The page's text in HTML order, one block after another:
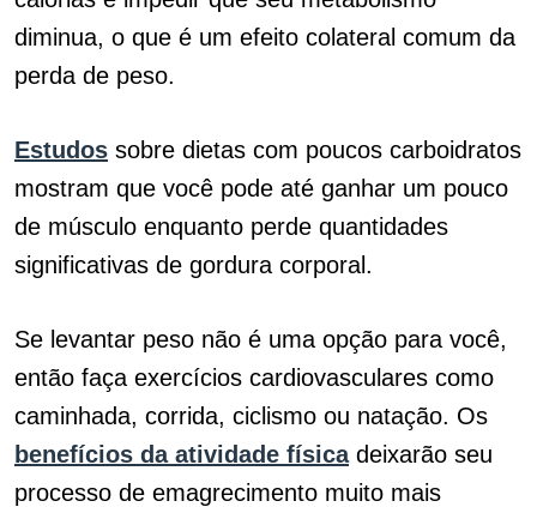
diminua, o que é um efeito colateral comum da
perda de peso.
Estudos sobre dietas com poucos carboidratos
mostram que você pode até ganhar um pouco
de músculo enquanto perde quantidades
significativas de gordura corporal.
Se levantar peso não é uma opção para você,
então faça exercícios cardiovasculares como
caminhada, corrida, ciclismo ou natação. Os
benefícios da atividade físicadeixarão seu
processo de emagrecimento muito mais